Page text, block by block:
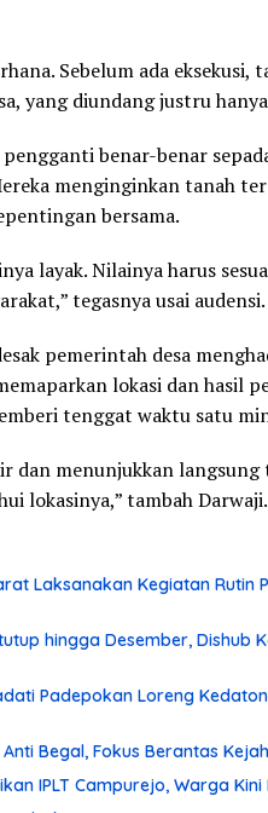
Sebelum ada eksekusi,
yang diundang justru
benar-benar
menginginkan tanah
bersama.
layak. Nilainya harus
tegasnya usai audensi.
pemerintah desa
lokasi dan hasil
tenggat waktu satu
dan menunjukkan
lokasinya,” tambah Darwaji.
Laksanakan Kegiatan
hingga Desember, Dishub
Padepokan Loreng
Begal, Fokus Berantas
IPLT Campurejo, Warga